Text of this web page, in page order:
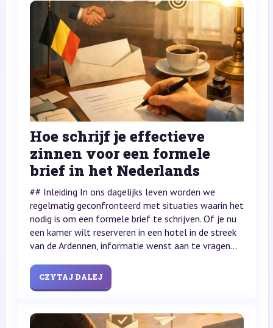
Hoe schrijf je effectieve
zinnen voor een formele
brief in het Nederlands
## Inleiding In ons dagelijks leven worden we
regelmatig geconfronteerd met situaties waarin het
nodig is om een formele brief te schrijven. Of je nu
een kamer wilt reserveren in een hotel in de streek
van de Ardennen, informatie wenst aan te vragen...
CZYTAJ DALEJ